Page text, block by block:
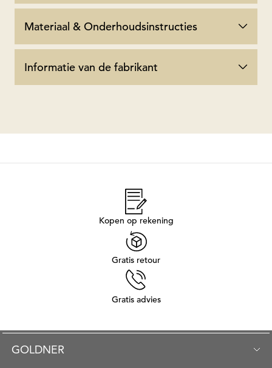
Materiaal & Onderhoudsinstructies
Informatie van de fabrikant
Kopen op rekening
Gratis retour
Gratis advies
GOLDNER